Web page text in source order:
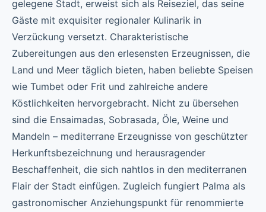
gelegene Stadt, erweist sich als Reiseziel, das seine
Gäste mit exquisiter regionaler Kulinarik in
Verzückung versetzt. Charakteristische
Zubereitungen aus den erlesensten Erzeugnissen, die
Land und Meer täglich bieten, haben beliebte Speisen
wie Tumbet oder Frit und zahlreiche andere
Köstlichkeiten hervorgebracht. Nicht zu übersehen
sind die Ensaimadas, Sobrasada, Öle, Weine und
Mandeln – mediterrane Erzeugnisse von geschützter
Herkunftsbezeichnung und herausragender
Beschaffenheit, die sich nahtlos in den mediterranen
Flair der Stadt einfügen. Zugleich fungiert Palma als
gastronomischer Anziehungspunkt für renommierte